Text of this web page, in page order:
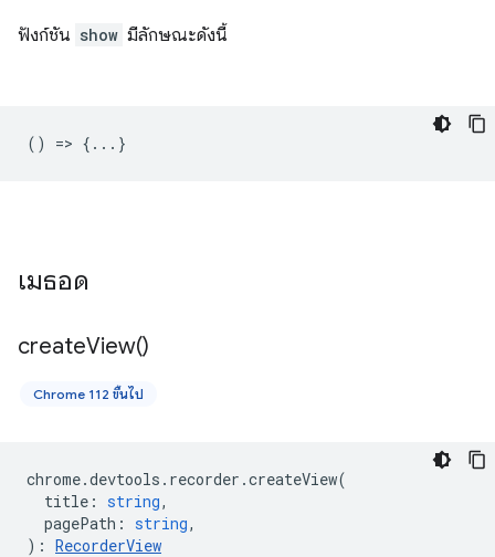
ฟังก์ชัน show มีลักษณะดังนี้
() => {...}
เมธอด
createView()
Chrome 112 ขึ้นไป
chrome.devtools . recorder .createView(
title : string,
pagePath : string,
) : RecorderView